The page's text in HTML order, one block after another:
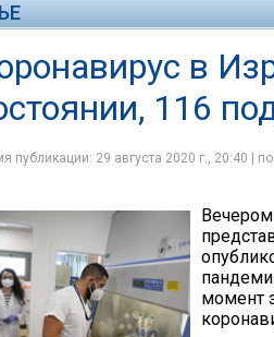
в
116
публикации: 29 августа 2020 г., 20:40 |
Вечером
момент